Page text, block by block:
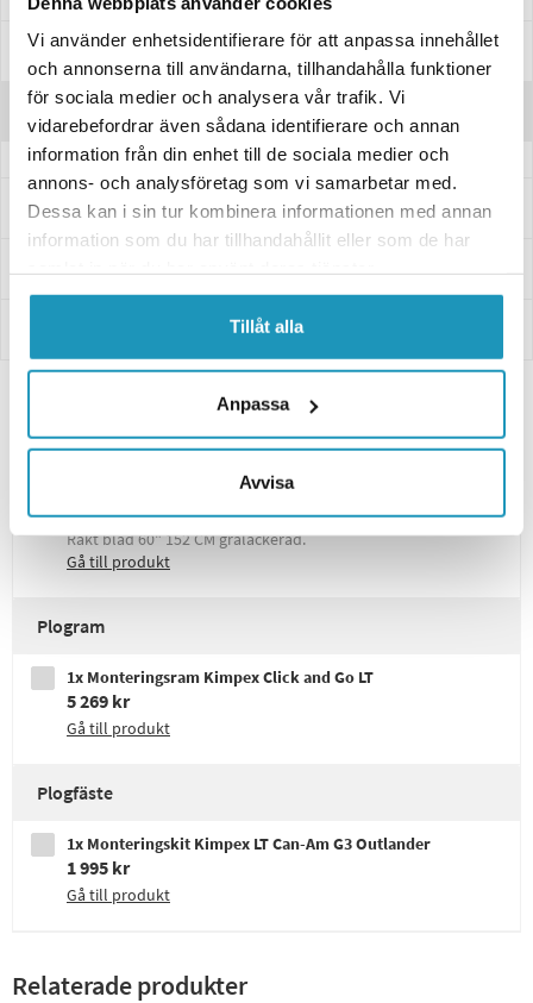
Vi använder enhetsidentifierare för att anpassa innehållet
och annonserna till användarna, tillhandahålla funktioner
för sociala medier och analysera vår trafik. Vi
vidarebefordrar även sådana identifierare och annan
information från din enhet till de sociala medier och
annons- och analysföretag som vi samarbetar med.
Dessa kan i sin tur kombinera informationen med annan
information som du har tillhandahållit eller som de har
Tillåt alla
Anpassa
Avvisa
Manualer & Guider
Recensioner
Frågor och svar
Leverans- & Returinformation
Plogblad
1x Snöblad Kimpex Click And Go Std 152 cm
3 610 kr
Rakt blad 60" 152 CM grålackerad.
Gå till produkt
Plogram
1x Monteringsram Kimpex Click and Go LT
5 269 kr
Gå till produkt
Plogfäste
1x Monteringskit Kimpex LT Can-Am G3 Outlander
1 995 kr
Gå till produkt
Relaterade produkter